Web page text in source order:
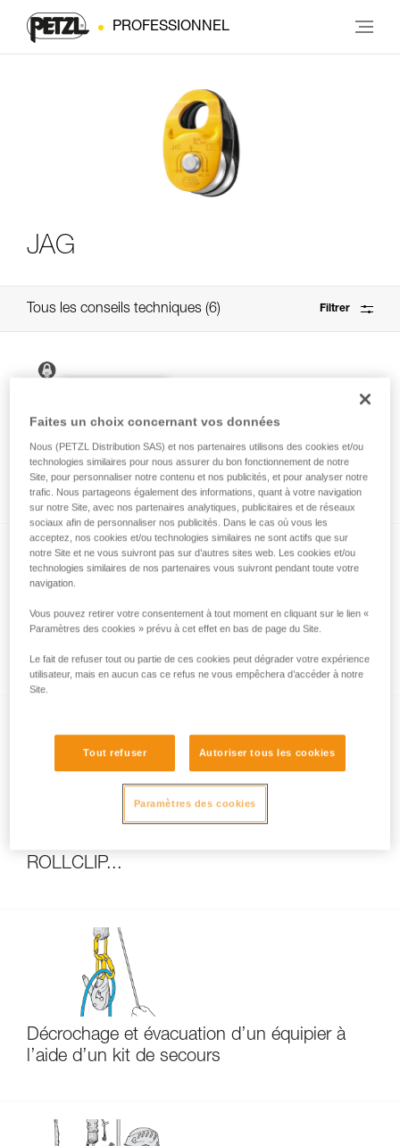
PROFESSIONNEL
JAG
Tous les conseils techniques 6 Filtrer
Utilisation des poulies avec des cordes ou
cordelettes de petit diamètre
Comment calculer le rapport de mouflage
Tests d’efficacité et rendement de mouflages
ROLLCLIP...
Décrochage et évacuation d’un équipier à
l’aide d’un kit de secours
Faites un choix concernant vos données
Nous (PETZL Distribution SAS) et nos partenaires utilisons des cookies et/ou
technologies similaires pour nous assurer du bon fonctionnement de notre
Site, pour personnaliser notre contenu et nos publicités, et pour analyser notre
trafic. Nous partageons également des informations, quant à votre navigation
sur notre Site, avec nos partenaires analytiques, publicitaires et de réseaux
sociaux afin de personnaliser nos publicités. Dans le cas où vous les
acceptez, nos cookies et/ou technologies similaires ne sont actifs que sur
notre Site et ne vous suivront pas sur d’autres sites web. Les cookies et/ou
technologies similaires de nos partenaires vous suivront pendant toute votre
navigation.
Vous pouvez retirer votre consentement à tout moment en cliquant sur le lien «
Paramètres des cookies » prévu à cet effet en bas de page du Site.
Le fait de refuser tout ou partie de ces cookies peut dégrader votre expérience
utilisateur, mais en aucun cas ce refus ne vous empêchera d’accéder à notre
Site.
Tout refuser Autoriser tous les cookies
Paramètres des cookies